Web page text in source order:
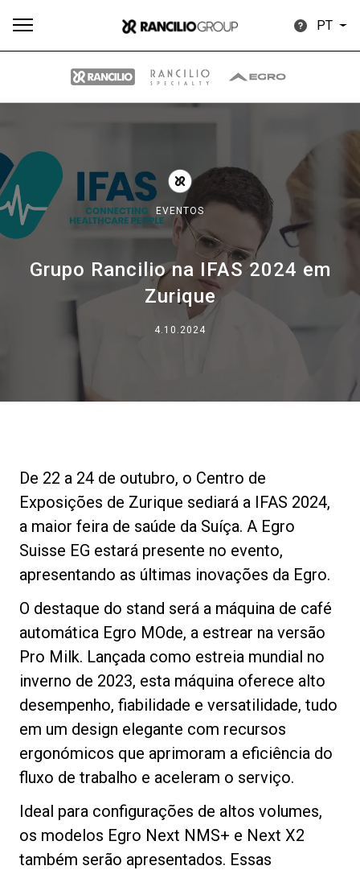
PT
EVENTOS
Grupo Rancilio na IFAS 2024 em
Zurique
4.10.2024
De 22 a 24 de outubro, o Centro de
Exposições de Zurique sediará a IFAS 2024,
a maior feira de saúde da Suíça. A Egro
Suisse EG estará presente no evento,
apresentando as últimas inovações da Egro.
O destaque do stand será a máquina de café
automática Egro MOde, a estrear na versão
Pro Milk. Lançada como estreia mundial no
inverno de 2023, esta máquina oferece alto
desempenho, fiabilidade e versatilidade, tudo
em um design elegante com recursos
ergonómicos que aprimoram a eficiência do
fluxo de trabalho e aceleram o serviço.
Ideal para configurações de altos volumes,
os modelos Egro Next NMS+ e Next X2
também serão apresentados. Essas
Todos
Our brands
Group
Notícias
Nossos laboratórios
Sustentabilidade
Connect
Contacte-nos
Política de Privacidade